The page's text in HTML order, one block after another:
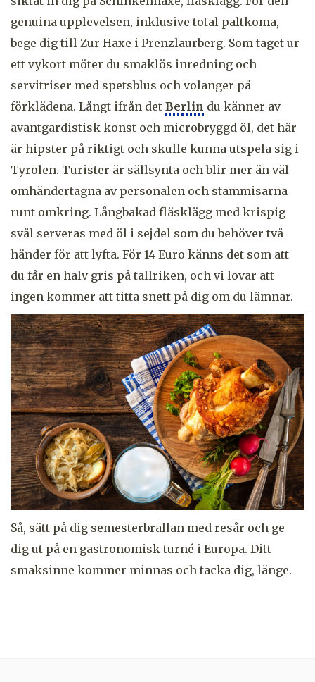
genuina upplevelsen, inklusive total paltkoma,
bege dig till Zur Haxe i Prenzlaurberg. Som taget ur
ett vykort möter du smaklös inredning och
servitriser med spetsblus och volanger på
förklädena. Långt ifrån det Berlin du känner av
avantgardistisk konst och microbryggd öl, det här
är hipster på riktigt och skulle kunna utspela sig i
Tyrolen. Turister är sällsynta och blir mer än väl
omhändertagna av personalen och stammisarna
runt omkring. Långbakad fläsklägg med krispig
svål serveras med öl i sejdel som du behöver två
händer för att lyfta. För 14 Euro känns det som att
du får en halv gris på tallriken, och vi lovar att
ingen kommer att titta snett på dig om du lämnar.
Så, sätt på dig semesterbrallan med resår och ge
dig ut på en gastronomisk turné i Europa. Ditt
smaksinne kommer minnas och tacka dig, länge.